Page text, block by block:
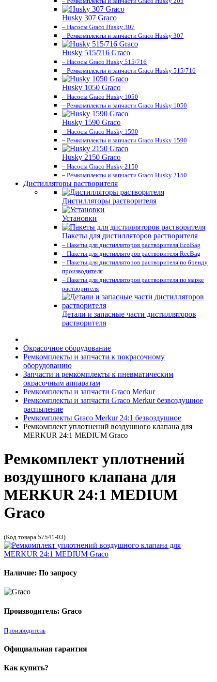
Husky 307 Graco
– Насосы Graco Husky 307
– Ремкомплекты и запчасти Graco Husky 307
Husky 515/716 Graco
– Насосы Graco Husky 515/716
– Ремкомплекты и запчасти Graco Husky 515/716
Husky 1050 Graco
– Насосы Graco Husky 1050
– Ремкомплекты и запчасти Graco Husky 1050
Husky 1590 Graco
– Насосы Graco Husky 1590
– Ремкомплекты и запчасти Graco Husky 1590
Husky 2150 Graco
– Насосы Graco Husky 2150
– Ремкомплекты и запчасти Graco Husky 2150
Дистилляторы растворителя
Дистилляторы растворителя
Установки
Пакеты для дистилляторов растворителя
– Пакеты для дистилляторов растворителя EcoBag
– Пакеты для дистилляторов растворителя RecBag
– Пакеты для дистилляторов растворителя по бренду
производителя
– Пакеты для дистилляторов растворителя по марке
растворителя
Детали и запасные части дистилляторов
растворителя
Окрасочное оборудование
Ремкомплекты и запчасти к покрасочному
оборудованию
Запчасти и ремкомплекты к пневматическим
окрасочным аппаратам
Ремкомплекты и запчасти Graco Merkur
Ремкомплекты и запчасти Graco Merkur безвоздушное
распыление
Ремкомплекты Graco Merkur 24:1 безвоздушное
Ремкомплект уплотнений воздушного клапана для
MERKUR 24:1 MEDIUM Graco
Ремкомплект уплотнений
воздушного клапана для
MERKUR 24:1 MEDIUM
Graco
(Код товара 57541-03)
Наличие: По запросу
Производитель: Graco
Производитель
Официальная гарантия
Как купить?